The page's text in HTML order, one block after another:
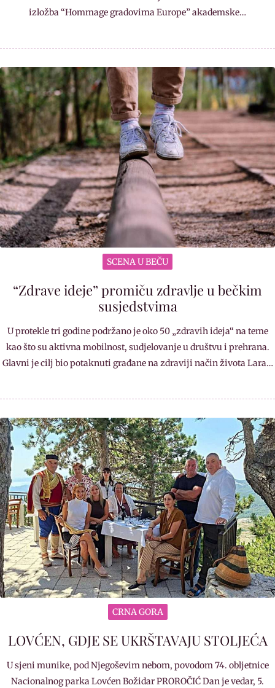
izložba “Hommage gradovima Europe” akademske…
SCENA U BEČU
“Zdrave ideje” promiču zdravlje u bečkim
susjedstvima
U protekle tri godine podržano je oko 50 „zdravih ideja“ na teme
kao što su aktivna mobilnost, sudjelovanje u društvu i prehrana.
Glavni je cilj bio potaknuti građane na zdraviji način života Lara…
CRNA GORA
LOVĆEN, GDJE SE UKRŠTAVAJU STOLJEĆA
U sjeni munike, pod Njegoševim nebom, povodom 74. obljetnice
Nacionalnog parka Lovćen Božidar PROROČIĆ Dan je vedar, 5.